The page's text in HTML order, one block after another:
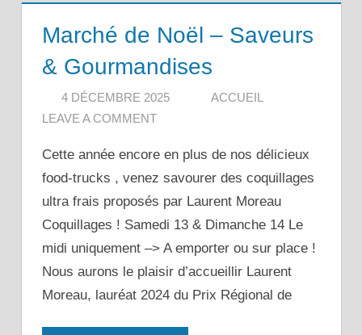
Marché de Noël – Saveurs
& Gourmandises
4 DÉCEMBRE 2025
ACCUEIL
LEAVE A COMMENT
Cette année encore en plus de nos délicieux
food-trucks , venez savourer des coquillages
ultra frais proposés par Laurent Moreau
Coquillages ! Samedi 13 & Dimanche 14 Le
midi uniquement –> A emporter ou sur place !
Nous aurons le plaisir d’accueillir Laurent
Moreau, lauréat 2024 du Prix Régional de